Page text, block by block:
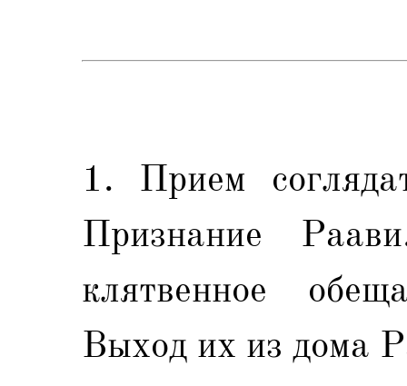
1. Прием
Признание
клятвенное
Выход их из дома